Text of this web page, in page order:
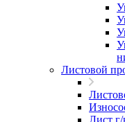
Листовой
Лист г/